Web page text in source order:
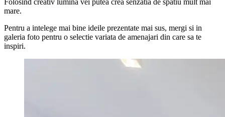
Folosind creativ lumina vei putea crea senzatia de spatiu mult mai
mare.
Pentru a intelege mai bine ideile prezentate mai sus, mergi si in
galeria foto pentru o selectie variata de amenajari din care sa te
inspiri.